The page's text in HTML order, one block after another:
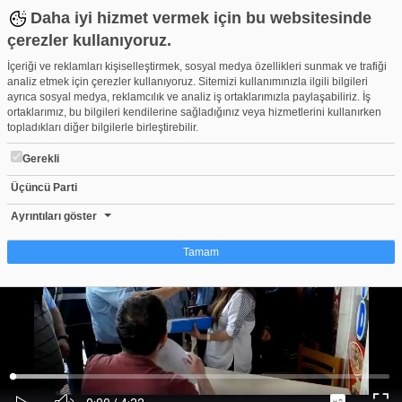
Daha iyi hizmet vermek için bu websitesinde
çerezler kullanıyoruz.
İçeriği ve reklamları kişiselleştirmek, sosyal medya özellikleri sunmak ve trafiği
analiz etmek için çerezler kullanıyoruz. Sitemizi kullanımınızla ilgili bilgileri
ayrıca sosyal medya, reklamcılık ve analiz iş ortaklarımızla paylaşabiliriz. İş
ortaklarımız, bu bilgileri kendilerine sağladığınız veya hizmetlerini kullanırken
topladıkları diğer bilgilerle birleştirebilir.
Gerekli
Üçüncü Parti
Ayrıntıları göster
Tamam
Çerez nedir?
Çerezler, web-sitelerinin, kullanıcıların deneyimlerini daha verimli hale getirmek
amacıyla kullandığı küçük metin dosyalarıdır. Yasalara göre, bu sitenin
işletilmesi için kesinlikle gerekli olan çerezleri cihazınıza yerleştirebiliyoruz.
Diğer çerez türleri için sizden izin almamız gerekiyor. Bu site farklı çerez türleri
kullanmaktadır. Bazı çerezler, sayfalarımızda yer alan üçüncü şahıs hizmetleri
tarafından yerleştirilir. İzniniz şu alanlar için geçerlidir: web.tv
Ses
Yüklendi:
Yükleniyor:
ALAÇAM BELEDİYESİ İŞ YERLERİ KEPÇEYLE YERLE BİR